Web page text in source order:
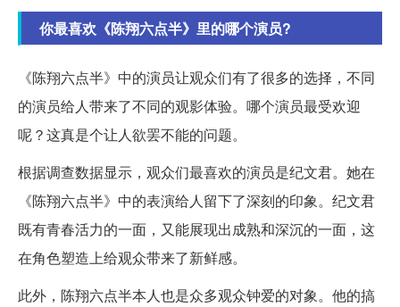
你最喜欢《陈翔六点半》里的哪个演员?
《陈翔六点半》中的演员让观众们有了很多的选择，不同
的演员给人带来了不同的观影体验。哪个演员最受欢迎
呢？这真是个让人欲罢不能的问题。
根据调查数据显示，观众们最喜欢的演员是纪文君。她在
《陈翔六点半》中的表演给人留下了深刻的印象。纪文君
既有青春活力的一面，又能展现出成熟和深沉的一面，这
在角色塑造上给观众带来了新鲜感。
此外，陈翔六点半本人也是众多观众钟爱的对象。他的搞